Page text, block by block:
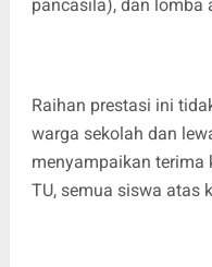
pancasila), dan lomba
Raihan prestasi ini
warga sekolah dan
menyampaikan terima
TU, semua siswa atas